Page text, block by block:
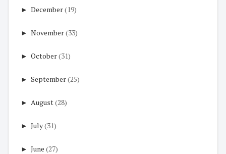
► December(19)
► November(33)
► October(31)
► September(25)
► August(28)
► July(31)
► June (27)